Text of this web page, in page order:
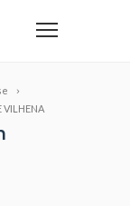
VILHENA